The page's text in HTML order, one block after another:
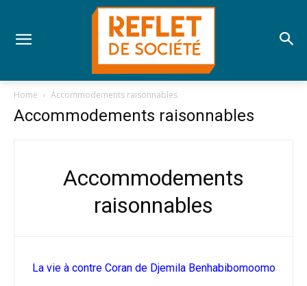
Home Accommodements raisonnables
Accommodements raisonnables
Accommodements
raisonnables
La vie à contre Coran de Djemila Benhabibomoomo